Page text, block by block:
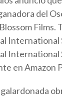
del
International
International
en Amazon
galardonada